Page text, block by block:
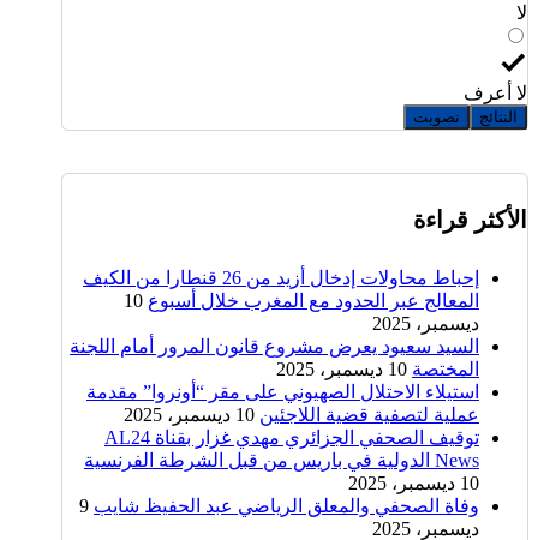
لا
لا أعرف
النتائج تصويت
الأكثر قراءة
إحباط محاولات إدخال أزيد من 26 قنطارا من الكيف
المعالج عبر الحدود مع المغرب خلال أسبوع 10
ديسمبر، 2025
السيد سعيود يعرض مشروع قانون المرور أمام اللجنة
المختصة 10 ديسمبر، 2025
استيلاء الاحتلال الصهيوني على مقر “أونروا” مقدمة
عملية لتصفية قضية اللاجئين 10 ديسمبر، 2025
توقيف الصحفي الجزائري مهدي غزار بقناة AL24
News الدولية في باريس من قبل الشرطة الفرنسية
10 ديسمبر، 2025
وفاة الصحفي والمعلق الرياضي عبد الحفيظ شايب 9
ديسمبر، 2025